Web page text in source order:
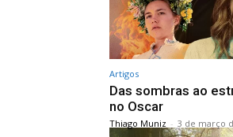
Artigos
Das sombras ao
no Oscar
Thiago Muniz - 3 de março